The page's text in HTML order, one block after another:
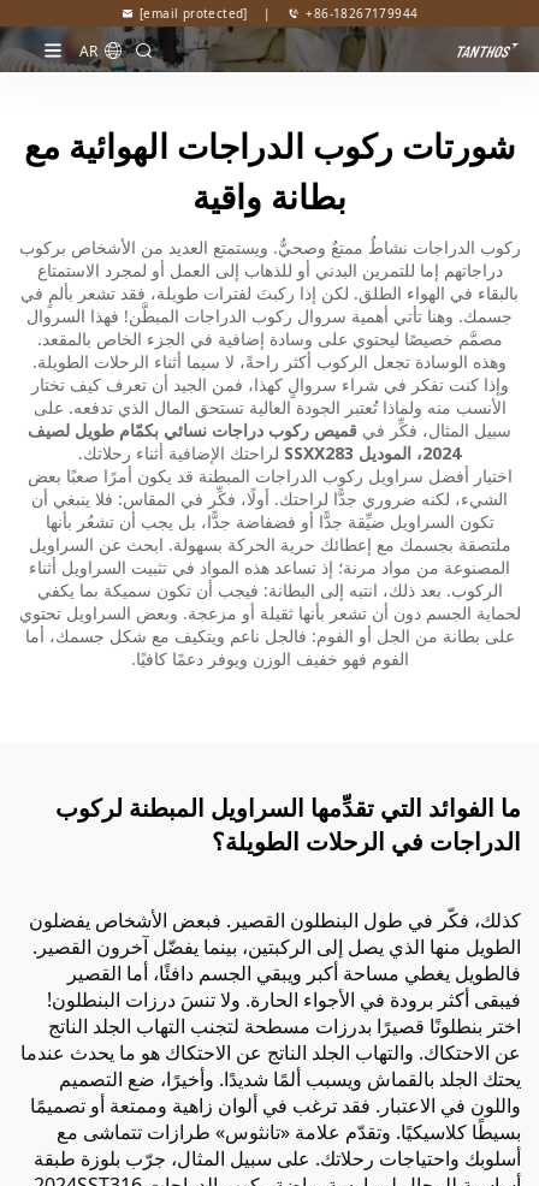
[email protected] | +86-18267179944
AR
شورتات ركوب الدراجات الهوائية مع
بطانة واقية
ركوب الدراجات نشاطٌ ممتعٌ وصحيٌّ. ويستمتع العديد من الأشخاص بركوب
دراجاتهم إما للتمرين البدني أو للذهاب إلى العمل أو لمجرد الاستمتاع
بالبقاء في الهواء الطلق. لكن إذا ركبتَ لفترات طويلة، فقد تشعر بألمٍ في
جسمك. وهنا تأتي أهمية سروال ركوب الدراجات المبطَّن! فهذا السروال
مصمَّم خصيصًا ليحتوي على وسادة إضافية في الجزء الخاص بالمقعد.
وهذه الوسادة تجعل الركوب أكثر راحةً، لا سيما أثناء الرحلات الطويلة.
وإذا كنت تفكر في شراء سروالٍ كهذا، فمن الجيد أن تعرف كيف تختار
الأنسب منه ولماذا تُعتبر الجودة العالية تستحق المال الذي تدفعه. على
سبيل المثال، فكِّر في قميص ركوب دراجات نسائي بكمّام طويل لصيف
2024، الموديل SSXX283
لراحتك الإضافية أثناء رحلاتك.
اختيار أفضل سراويل ركوب الدراجات المبطنة قد يكون أمرًا صعبًا بعض
الشيء، لكنه ضروري جدًّا لراحتك. أولًا، فكِّر في المقاس: فلا ينبغي أن
تكون السراويل ضيِّقة جدًّا أو فضفاضة جدًّا، بل يجب أن تشعُر بأنها
ملتصقة بجسمك مع إعطائك حرية الحركة بسهولة. ابحث عن السراويل
المصنوعة من مواد مرنة؛ إذ تساعد هذه المواد في تثبيت السراويل أثناء
الركوب. بعد ذلك، انتبه إلى البطانة: فيجب أن تكون سميكة بما يكفي
لحماية الجسم دون أن تشعر بأنها ثقيلة أو مزعجة. وبعض السراويل تحتوي
على بطانة من الجل أو الفوم: فالجل ناعم ويتكيف مع شكل جسمك، أما
الفوم فهو خفيف الوزن ويوفر دعمًا كافيًا.
ما الفوائد التي تقدِّمها السراويل المبطنة لركوب
الدراجات في الرحلات الطويلة؟
كذلك، فكّر في طول البنطلون القصير. فبعض الأشخاص يفضلون
الطويل منها الذي يصل إلى الركبتين، بينما يفضّل آخرون القصير.
فالطويل يغطي مساحة أكبر ويبقي الجسم دافئًا، أما القصير
فيبقى أكثر برودة في الأجواء الحارة. ولا تنسَ درزات البنطلون!
اختر بنطلونًا قصيرًا بدرزات مسطحة لتجنب التهاب الجلد الناتج
عن الاحتكاك. والتهاب الجلد الناتج عن الاحتكاك هو ما يحدث عندما
يحتك الجلد بالقماش ويسبب ألمًا شديدًا. وأخيرًا، ضع التصميم
واللون في الاعتبار. فقد ترغب في ألوان زاهية وممتعة أو تصميمًا
بسيطًا كلاسيكيًا. وتقدّم علامة «تانثوس» طرازات تتماشى مع
أسلوبك واحتياجات رحلاتك. على سبيل المثال، جرّب بلوزة طبقة